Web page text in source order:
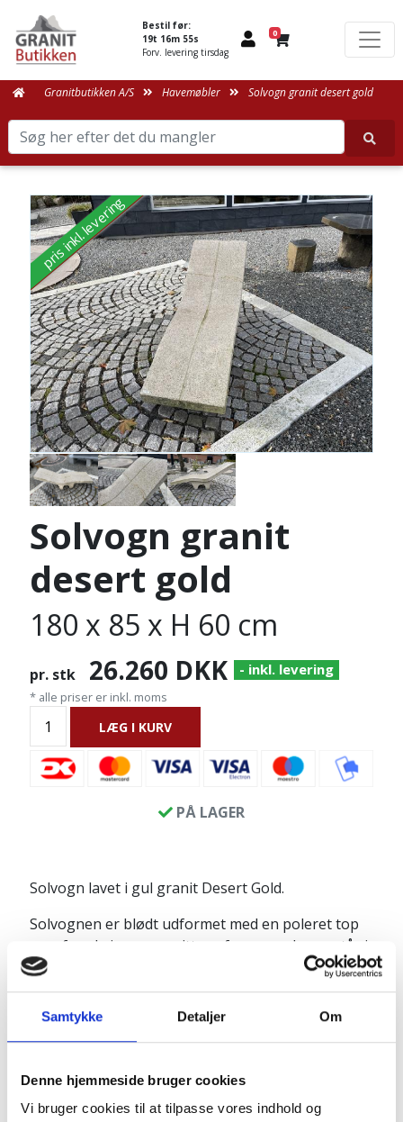
Samtykke Detaljer Om
Denne hjemmeside bruger cookies
Vi bruger cookies til at tilpasse vores indhold og
pris inkl. levering
Solvogn granit
desert gold
180 x 85 x H 60 cm
pr. stk 26.260 DKK - inkl. levering
* alle priser er inkl. moms
LÆG I KURV
PÅ LAGER
Solvogn lavet i gul granit Desert Gold.
Solvognen er blødt udformet med en poleret top
som frembringer granittens farve, og denne står i
god kontrast til det resterende rå look. Med en
god hynde eller et par puder, har du møblet til
solskinsdagene i haven eller på terrassen.
Produktinfo:
Højde v. hoved: ca. 85 cm
Højde v. fod: ca. 25 cm
Bestil før:
19t 16m 55s
Forv. levering tirsdag
0
Granitbutikken A/S Havemøbler Solvogn granit desert gold